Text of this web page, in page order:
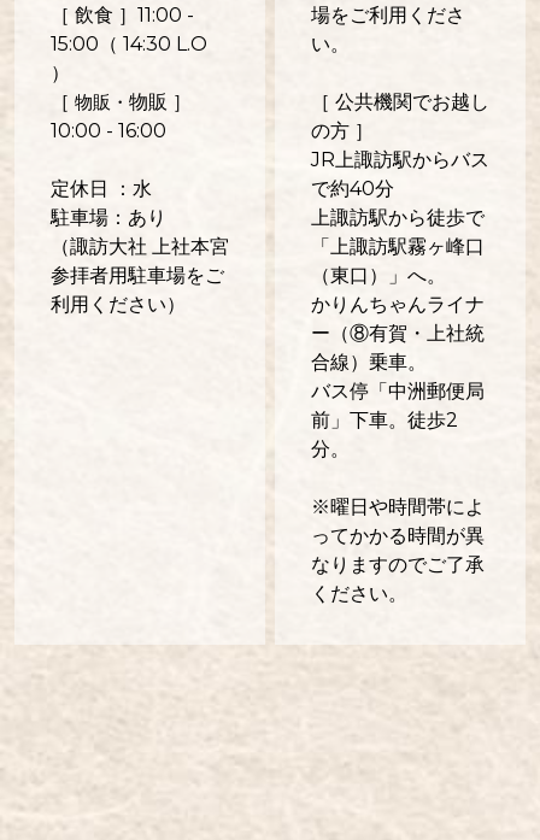
場をご利用くださ
い。
［ 公共機関でお越し
の方 ］
JR上諏訪駅からバス
で約40分
上諏訪駅から徒歩で
「上諏訪駅霧ヶ峰口
（東口）」へ。
​かりんちゃんライナ
ー（⑧有賀・上社統
合線）乗車。
バス停「中洲郵便局
前」下車。徒歩2
分。
​※曜日や時間帯によ
ってかかる時間が異
なりますのでご了承
ください。
［ 飲食 ］11:00 -
15:00（ 14:30 L.O
）
［ 物販・ 物販 ］
10:00 - 16:00
定休日 ：水
​駐車場：あり
（諏訪大社 上社本宮
参拝者用駐車場をご
利用ください）